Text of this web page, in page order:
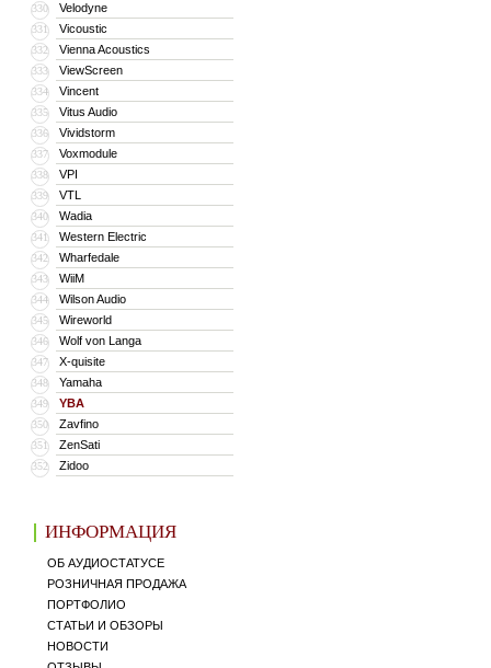
330 Velodyne
331 Vicoustic
332 Vienna Acoustics
333 ViewScreen
334 Vincent
335 Vitus Audio
336 Vividstorm
337 Voxmodule
338 VPI
339 VTL
340 Wadia
341 Western Electric
342 Wharfedale
343 WiiM
344 Wilson Audio
345 Wireworld
346 Wolf von Langa
347 X-quisite
348 Yamaha
349 YBA
350 Zavfino
351 ZenSati
352 Zidoo
ИНФОРМАЦИЯ
ОБ АУДИОСТАТУСЕ
РОЗНИЧНАЯ ПРОДАЖА
ПОРТФОЛИО
СТАТЬИ И ОБЗОРЫ
НОВОСТИ